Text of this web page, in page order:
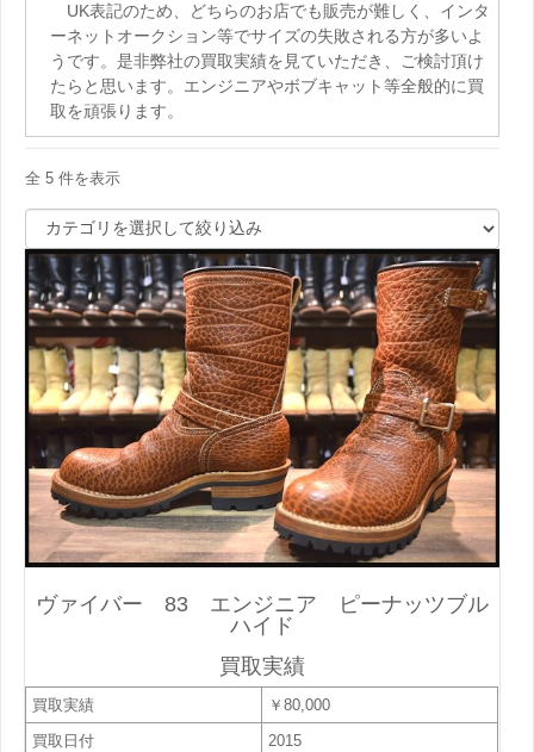
UK表記のため、どちらのお店でも販売が難しく、インタ
ーネットオークション等でサイズの失敗される方が多いよ
うです。是非弊社の買取実績を見ていただき、ご検討頂け
たらと思います。エンジニアやボブキャット等全般的に買
取を頑張ります。
全 5 件を表示
ヴァイバー 83 エンジニア ピーナッツブル
ハイド
買取実績
買取実績
￥80,000
買取日付
2015